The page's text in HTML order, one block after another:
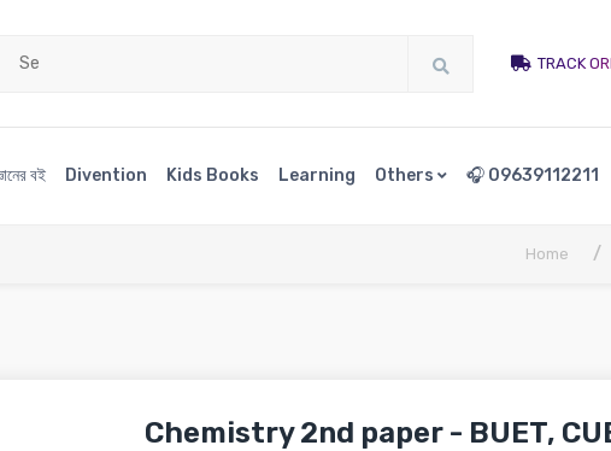
TRACK
বই Divention Kids Books Learning Others 🎧 09639112211
Home /
Chemistry 2nd paper - BUET,